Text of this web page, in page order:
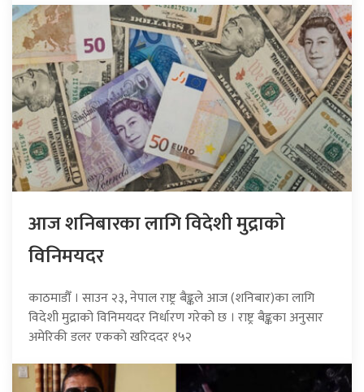
आज शनिबारका लागि विदेशी मुद्राको
विनिमयदर
काठमाडौँ । साउन २३, नेपाल राष्ट्र बैङ्कले आज (शनिबार)का लागि
विदेशी मुद्राको विनिमयदर निर्धारण गरेको छ । राष्ट्र बैङ्कका अनुसार
अमेरिकी डलर एकको खरिददर १५२